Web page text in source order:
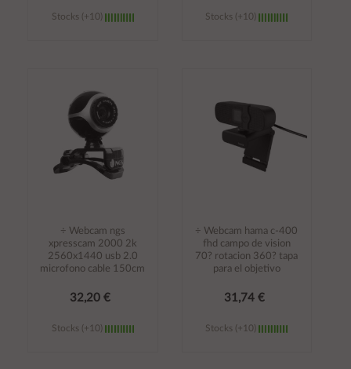
Stocks (+10)
carrito
Stocks (+10)
÷ Webcam ngs
xpresscam 2000 2k
2560x1440 usb 2.0
microfono cable 150cm
32,20 €
Stocks (+10)
÷ Webcam hama c-400
fhd campo de vision
70? rotacion 360? tapa
para el objetivo
31,74 €
Stocks (+10)